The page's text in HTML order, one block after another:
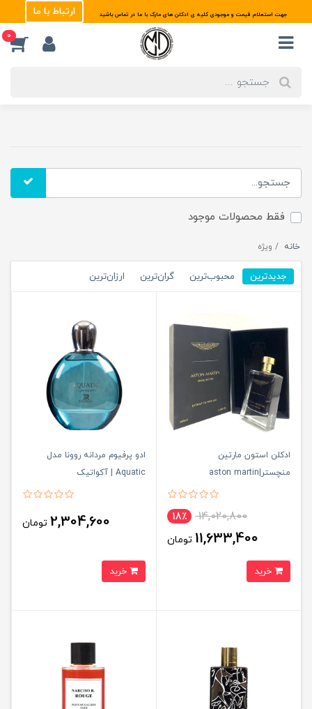
جهت استعلام قیمت و موجودی کلیه ی ادکلن های مارک با ما در تماس باشید ارتباط با ما
0
فقط محصولات موجود
خانه ویژه
جدیدترین محبوب‌ترین گران‌ترین ارزان‌ترین
ادکلن استون مارتین
منچستر|aston martin
14,020,800 18٪
11,633,400 تومان
ادو پرفیوم مردانه روونا مدل
Aquatic | آکواتیک
2,304,600 تومان